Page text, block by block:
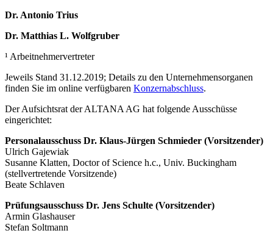
Dr. Antonio Trius
Dr. Matthias L. Wolfgruber
¹ Arbeitnehmervertreter
Jeweils Stand 31.12.2019; Details zu den Unternehmensorganen
finden Sie im online verfügbaren ­ Konzernabschluss.
Der Aufsichtsrat der ALTANA AG hat folgende Ausschüsse
eingerichtet:
Personalausschuss Dr. Klaus-Jürgen Schmieder (Vorsitzender)
Ulrich Gajewiak
Susanne Klatten, Doctor of Science h.c., Univ. Buckingham
(stellvertretende Vorsitzende)
Beate Schlaven
Prüfungsausschuss Dr. Jens Schulte (Vorsitzender)
Armin Glashauser
Stefan Soltmann